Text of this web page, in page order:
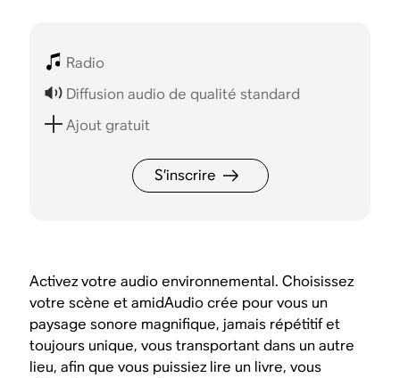
Radio
Diffusion audio de qualité standard
Ajout gratuit
S’inscrire
Activez votre audio environnemental. Choisissez
votre scène et amidAudio crée pour vous un
paysage sonore magnifique, jamais répétitif et
toujours unique, vous transportant dans un autre
lieu, afin que vous puissiez lire un livre, vous